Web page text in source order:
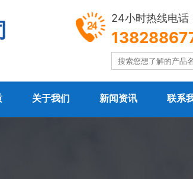
24小时热线电话
关于我们 新闻资讯 联系